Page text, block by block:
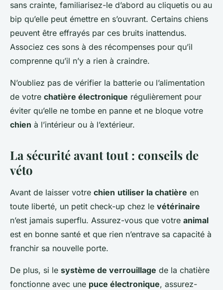
sans crainte, familiarisez-le d’abord au cliquetis ou au
bip qu’elle peut émettre en s’ouvrant. Certains chiens
peuvent être effrayés par ces bruits inattendus.
Associez ces sons à des récompenses pour qu’il
comprenne qu’il n’y a rien à craindre.
N’oubliez pas de vérifier la batterie ou l’alimentation
de votre chatière électronique régulièrement pour
éviter qu’elle ne tombe en panne et ne bloque votre
chien à l’intérieur ou à l’extérieur.
La sécurité avant tout : conseils de
véto
Avant de laisser votre chien utiliser la chatière en
toute liberté, un petit check-up chez le vétérinaire
n’est jamais superflu. Assurez-vous que votre animal
est en bonne santé et que rien n’entrave sa capacité à
franchir sa nouvelle porte.
De plus, si le système de verrouillage de la chatière
fonctionne avec une puce électronique, assurez-